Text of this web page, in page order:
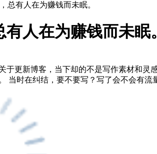
总有人在为赚钱而未眠。
人在为赚钱而未眠。
更新博客，当下却的不是写作素材和
当时在纠结，要不要写？写了会不会有